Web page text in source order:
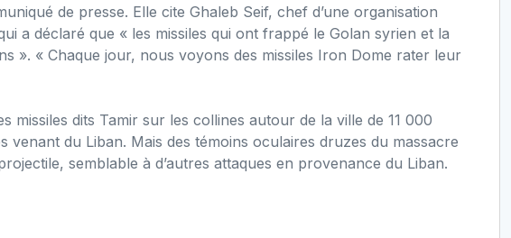
de presse. Elle cite Ghaleb Seif, chef d’une organisation
a déclaré que « les missiles qui ont frappé le Golan syrien et la
». « Chaque jour, nous voyons des missiles Iron Dome rater leur
missiles dits Tamir sur les collines autour de la ville de 11 000
venant du Liban. Mais des témoins oculaires druzes du massacre
semblable à d’autres attaques en provenance du Liban.